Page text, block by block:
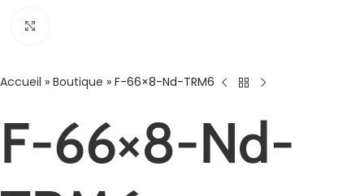
Accueil » Boutique » F-66×8-Nd-TRM6
F-66×8-Nd-